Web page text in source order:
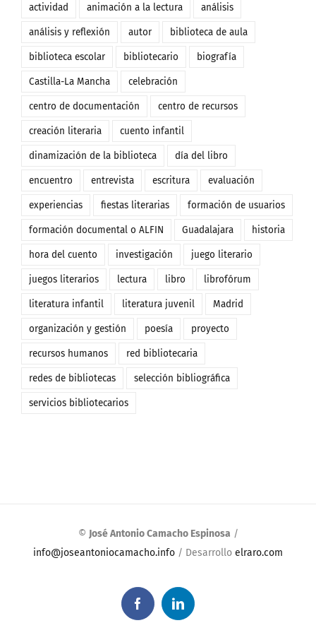
actividad animación a la lectura análisis
análisis y reflexión autor biblioteca de aula
biblioteca escolar bibliotecario biografía
Castilla-La Mancha celebración
centro de documentación centro de recursos
creación literaria cuento infantil
dinamización de la biblioteca día del libro
encuentro entrevista escritura evaluación
experiencias fiestas literarias formación de usuarios
formación documental o ALFIN Guadalajara historia
hora del cuento investigación juego literario
juegos literarios lectura libro librofórum
literatura infantil literatura juvenil Madrid
organización y gestión poesía proyecto
recursos humanos red bibliotecaria
redes de bibliotecas selección bibliográfica
servicios bibliotecarios
© José Antonio Camacho Espinosa /
info@joseantoniocamacho.info / Desarrollo elraro.com
FacebookLinkedIn